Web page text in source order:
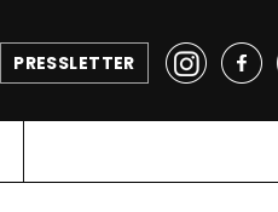
PRESSLETTER